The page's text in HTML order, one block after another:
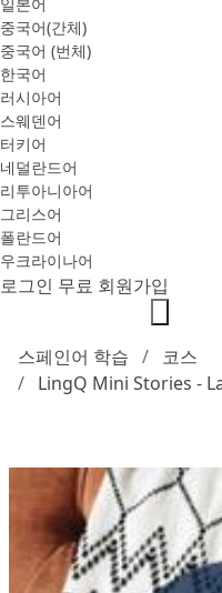
중국어(간체)
중국어 (번체)
한국어
러시아어
스웨덴어
터키어
네덜란드어
리투아니아어
그리스어
폴란드어
우크라이나어
로그인 무료 회원가입
스페인어 학습
코스
LingQ Mini Stories -